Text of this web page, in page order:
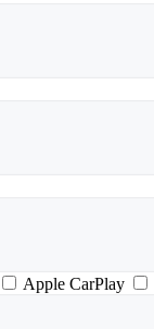
Apple CarPlay